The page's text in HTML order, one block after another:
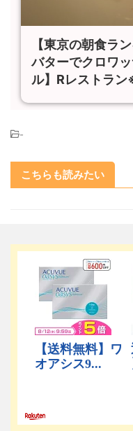
【東京の朝食ラ
バターでクロワ
ル】Rレストラ
-
こちらも読みたい